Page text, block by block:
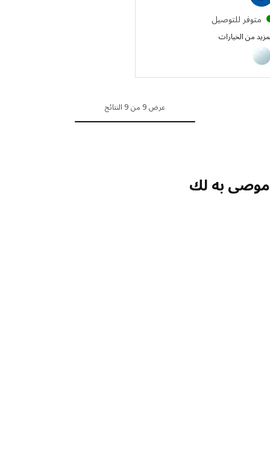
للتوصيل
من الخيارات
عرض 9 من 9 النتائج
به لك